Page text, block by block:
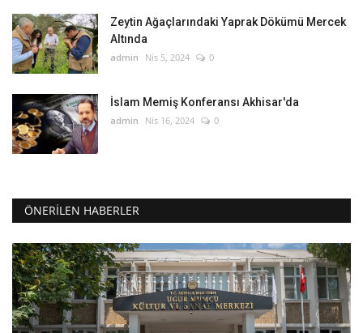
Zeytin Ağaçlarındaki Yaprak Dökümü Mercek
Altında
admin Nis 5, 2024 0
İslam Memiş Konferansı Akhisar'da
admin Nis 16, 2024 0
ÖNERILEN HABERLER